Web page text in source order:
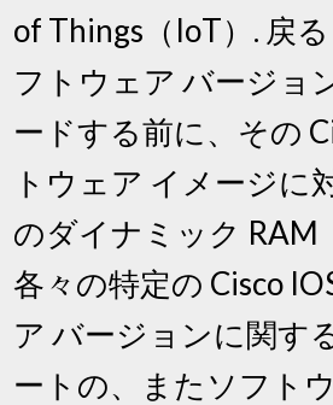
of Things（IoT）. 戻
フトウェア バージョ
ードする前に、その
トウェア イメージに
のダイナミック RAM
各々の特定の Cisco
ア バージョンに関す
ートの、またソフト